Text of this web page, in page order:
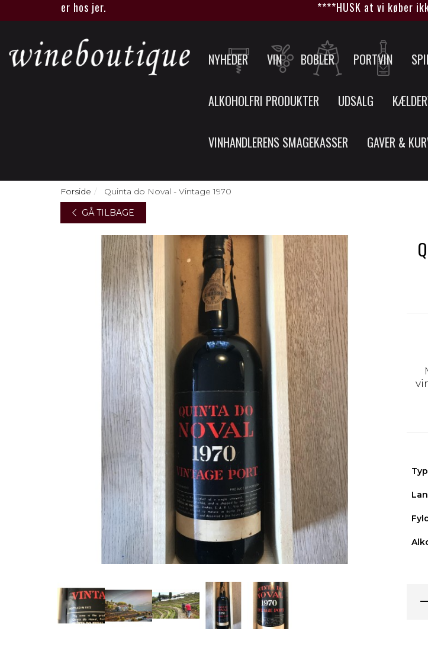
eller hos jer. ****HUSK at vi køber ikke
NYHEDER VIN BOBLER PORTVIN
ALKOHOLFRI PRODUKTER UDSALG
VINHANDLERENS SMAGEKASSER GAVER &
Forside
Quinta do Noval - Vintage 1970
GÅ TILBAGE